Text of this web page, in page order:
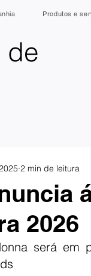
de
Produtos e
2026
2 min de leitura
será em